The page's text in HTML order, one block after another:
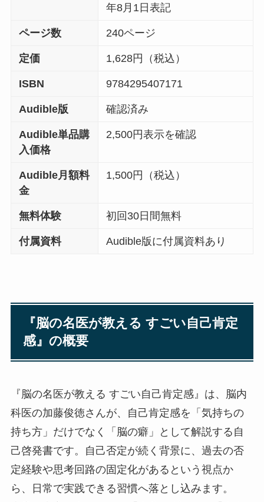
年8月1日表記
ページ数 240ページ
定価 1,628円（税込）
ISBN 9784295407171
Audible版 確認済み
Audible単品購
入価格
2,500円表示を確認
Audible月額料
金
1,500円（税込）
無料体験 初回30日間無料
付属資料 Audible版に付属資料あり
『脳の名医が教える すごい自己肯定
感』の概要
『脳の名医が教える すごい自己肯定感』は、脳内
科医の加藤俊徳さんが、自己肯定感を「気持ちの
持ち方」だけでなく「脳の癖」として解説する自
己啓発書です。自己否定が続く背景に、過去の否
定経験や思考回路の固定化があるという視点か
ら、日常で実践できる習慣へ落とし込みます。